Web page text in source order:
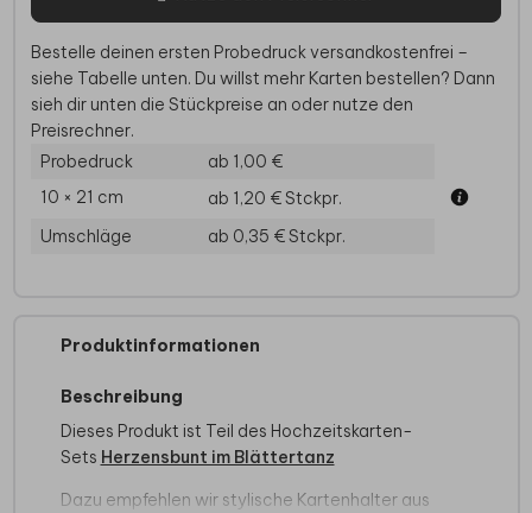
Bestelle deinen ersten Probedruck versandkostenfrei –
siehe Tabelle unten. Du willst mehr Karten bestellen? Dann
sieh dir unten die Stückpreise an oder nutze den
Preisrechner.
Probedruck
ab 1,00 €
10 × 21 cm
ab 1,20 €Stckpr.
Umschläge
ab 0,35 €Stckpr.
Produktinformationen
Beschreibung
Dieses Produkt ist Teil des Hochzeitskarten-
Sets Herzensbunt im Blättertanz
Dazu empfehlen wir stylische Kartenhalter aus